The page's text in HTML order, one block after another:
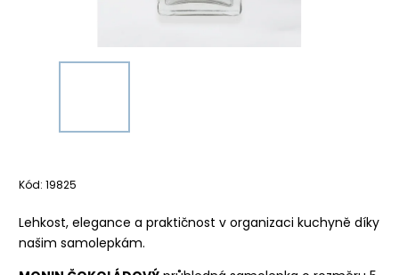
Kód: 19825
Lehkost, elegance a praktičnost v organizaci kuchyně díky
našim samolepkám.